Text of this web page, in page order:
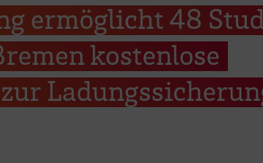
ermöglicht 48
kostenlose